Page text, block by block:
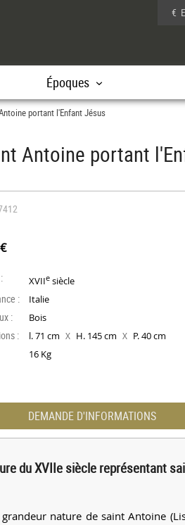
€
Époques
portant l'Enfant Jésus
Antoine portant
XVIIe siècle
: Italie
: Bois
: l. 71 cm X H. 145 cm X P. 40 cm
16 Kg
DEMANDE D'INFORMATIONS
du XVIIe siècle représentant
nature de saint Antoine